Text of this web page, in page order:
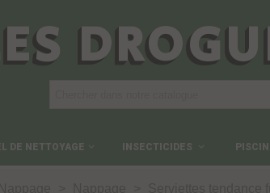
DE NETTOYAGE INSECTICIDES